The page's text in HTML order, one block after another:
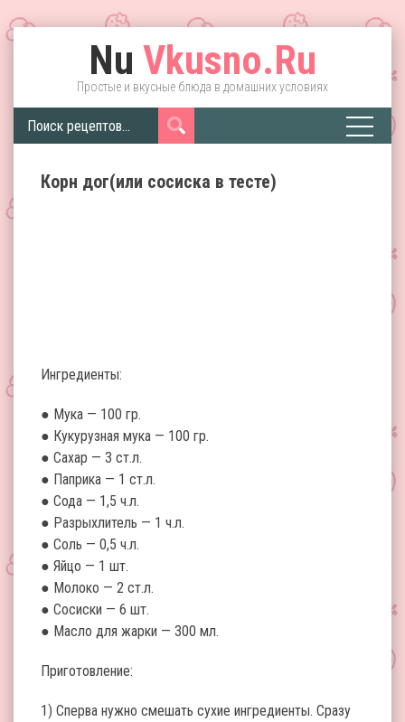
Nu Vkusno.Ru
Простые и вкусные блюда в домашних условиях
Корн дог(или сосиска в тесте)
Ингредиенты:
● Мука — 100 гр.
● Кукурузная мука — 100 гр.
● Сахар — 3 ст.л.
● Паприка — 1 ст.л.
● Сода — 1,5 ч.л.
● Разрыхлитель — 1 ч.л.
● Соль — 0,5 ч.л.
● Яйцо — 1 шт.
● Молоко — 2 ст.л.
● Сосиски — 6 шт.
● Масло для жарки — 300 мл.
Приготовление:
1) Сперва нужно смешать сухие ингредиенты. Сразу